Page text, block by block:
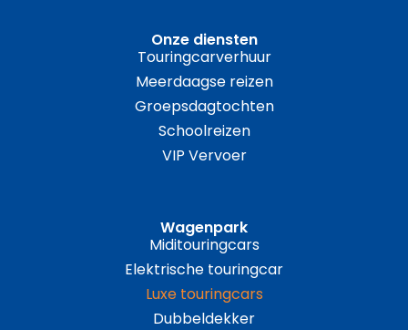
Onze diensten
Touringcarverhuur
Meerdaagse reizen
Groepsdagtochten
Schoolreizen
VIP Vervoer
Wagenpark
Miditouringcars
Elektrische touringcar
Luxe touringcars
Dubbeldekker